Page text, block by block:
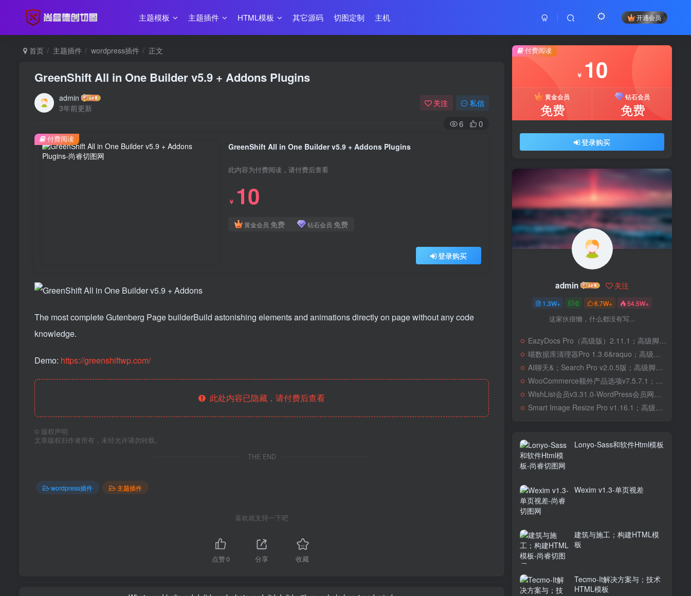
主题模板 主题插件 HTML模板 其它源码 切图定制 主机 开通会员
首页 主题插件 wordpress插件 正文
GreenShift All in One Builder v5.9 + Addons Plugins
admin
3年前更新
关注 私信
6 0
GreenShift All in One Builder v5.9 + Addons Plugins
此内容为付费阅读，请付费后查看
￥ 10
黄金会员 免费 钻石会员 免费
登录购买
付费阅读
The most complete Gutenberg Page builderBuild astonishing elements and animations directly on page without any code
knowledge.
Demo: https://greenshiftwp.com/
此处内容已隐藏，请付费后查看
© 版权声明
文章版权归作者所有，未经允许请勿转载。
THE END
wordpress插件 主题插件
喜欢就支持一下吧
点赞0 分享 收藏
付费阅读
￥ 10
黄金会员
免费
钻石会员
免费
登录购买
admin 关注
1.3W+ 0 6.7W+ 54.5W+
这家伙很懒，什么都没有写...
EazyDocs Pro（高级版）2.11.1；高级脚本、插件和；移动
喵数据库清理器Pro 1.3.6&raquo；高级脚本、插件和；移动
AI聊天&；Search Pro v2.0.5版；高级脚本、插件和；移动
WooCommerce额外产品选项v7.5.7.1；高级脚本、插件和；移动
WishList会员v3.31.0-WordPress会员网站；高级脚本、插件和；移动
Smart Image Resize Pro v1.16.1；高级脚本、插件和；移动
Lonyo-Sass和软件Html模板
Wexim v1.3-单页视差
建筑与施工；构建HTML模
板
Tecmo-It解决方案与；技术
HTML模板